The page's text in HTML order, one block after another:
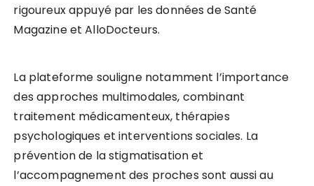
rigoureux appuyé par les données de Santé
Magazine et AlloDocteurs.
La plateforme souligne notamment l’importance
des approches multimodales, combinant
traitement médicamenteux, thérapies
psychologiques et interventions sociales. La
prévention de la stigmatisation et
l’accompagnement des proches sont aussi au